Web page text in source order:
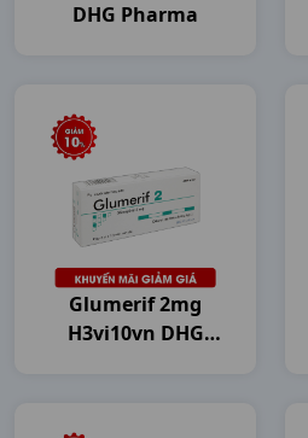
DHG Pharma
Glumerif 2mg
H3vi10vn DHG